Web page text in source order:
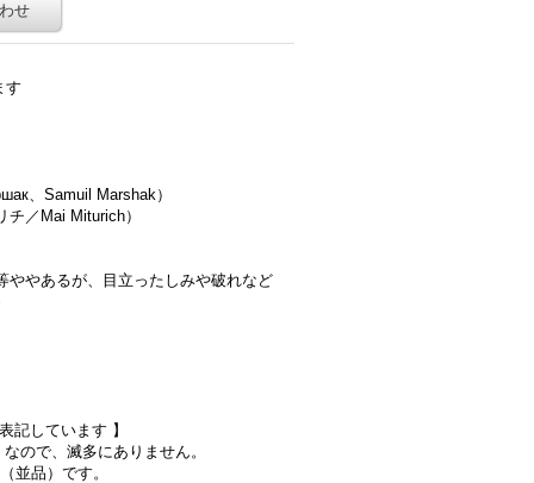
せ
す
、Samuil Marshak）
／Mai Miturich）
ややあるが、目立ったしみや破れなど
記しています 】
ので、滅多にありません。
並品）です。